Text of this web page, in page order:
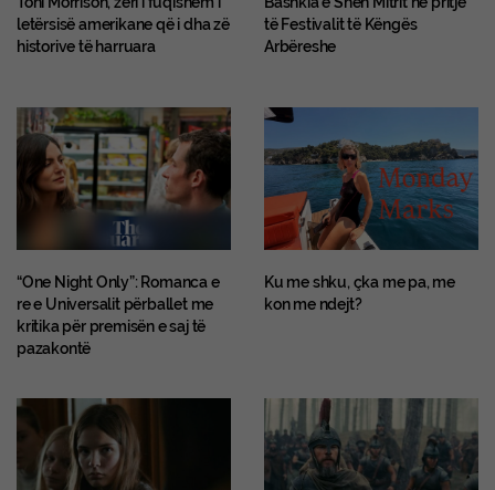
letërsisë amerikane që i dha zë
historive të harruara
të Festivalit të Këngës
Arbëreshe
“One Night Only”: Romanca e
re e Universalit përballet me
kritika për premisën e saj të
pazakontë
Ku me shku, çka me pa, me
kon me ndejt?